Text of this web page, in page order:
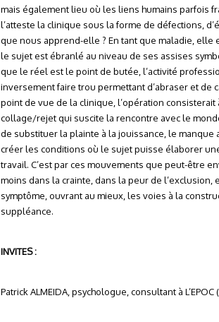
mais également lieu où les liens humains parfois
l’atteste la clinique sous la forme de défections,
que nous apprend-elle ? En tant que maladie, elle
le sujet est ébranlé au niveau de ses assises
que le réel est le point de butée, l’activité
inversement faire trou permettant d’abraser et de
point de vue de la clinique, l’opération
collage/rejet qui suscite la rencontre avec le
de substituer la plainte à la jouissance, le manque
créer les conditions où le sujet puisse élaborer
travail. C’est par ces mouvements que peut-être
moins dans la crainte, dans la peur de l’exclusion,
symptôme, ouvrant au mieux, les voies à la
suppléance.
INVITES :
Patrick ALMEIDA, psychologue, consultant à L’EPOC